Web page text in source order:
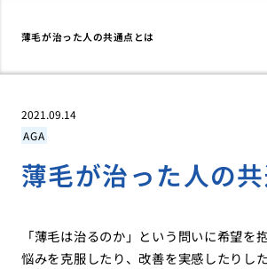
薄毛が治った人の共通点とは
2021.09.14
AGA
薄毛が治った人の
「薄毛は治るのか」という問いに希望を
悩みを克服したり、改善を実感したりし